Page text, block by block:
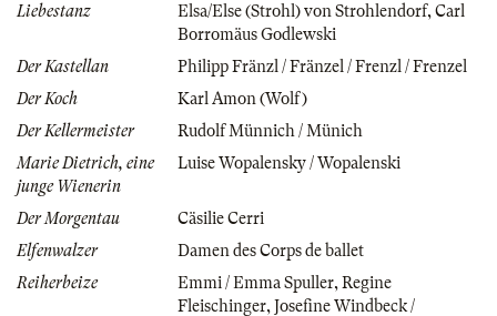
Liebestanz
Elsa/Else (Strohl) von Strohlendorf, Carl
Borromäus Godlewski
Der Kastellan
Philipp Fränzl / Fränzel / Frenzl / Frenzel
Der Koch
Karl Amon (Wolf)
Der Kellermeister
Rudolf Münnich / Münich
Marie Dietrich, eine
junge Wienerin
Luise Wopalensky / Wopalenski
Der Morgentau
Cäsilie Cerri
Elfenwalzer
Damen des Corps de ballet
Reiherbeize
Emmi / Emma Spuller, Regine
Fleischinger, Josefine Windbeck /